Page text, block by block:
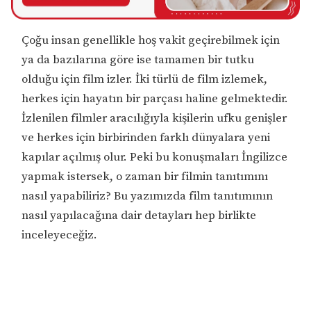
Çoğu insan genellikle hoş vakit geçirebilmek için
ya da bazılarına göre ise tamamen bir tutku
olduğu için film izler. İki türlü de film izlemek,
herkes için hayatın bir parçası haline gelmektedir.
İzlenilen filmler aracılığıyla kişilerin ufku genişler
ve herkes için birbirinden farklı dünyalara yeni
kapılar açılmış olur. Peki bu konuşmaları İngilizce
yapmak istersek, o zaman bir filmin tanıtımını
nasıl yapabiliriz? Bu yazımızda film tanıtımının
nasıl yapılacağına dair detayları hep birlikte
inceleyeceğiz.